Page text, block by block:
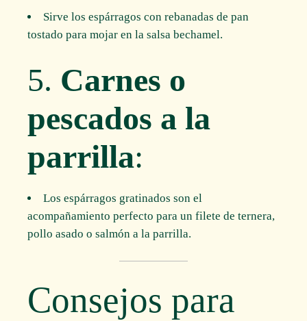
Sirve los espárragos con rebanadas de pan
tostado para mojar en la salsa bechamel.
5. Carnes o
pescados a la
parrilla:
Los espárragos gratinados son el
acompañamiento perfecto para un filete de ternera,
pollo asado o salmón a la parrilla.
Consejos para